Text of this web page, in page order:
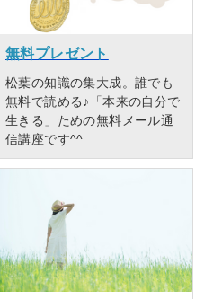
無料プレゼント
松葉の知識の集大成。誰でも
無料で読める♪「本来の自分で
生きる」ための無料メール通
信講座です^^